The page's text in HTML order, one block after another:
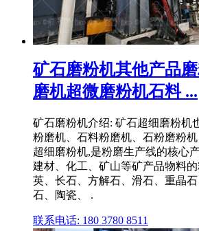
矿石磨粉机其他产品
磨机超微磨粉机石料 ...
矿石磨粉机介绍: 矿石超细磨粉机
粉磨机、石料粉磨机、石粉磨粉
超细磨粉机,是粉磨生产线的核心
建材、化工、矿山等矿产品物料
英、长石、方解石、滑石、重晶
石、陶瓷、 .
联系电话: 180 3780 8511